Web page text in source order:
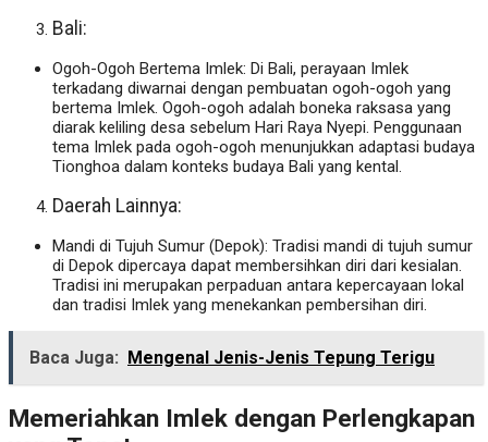
Bali:
Ogoh-Ogoh Bertema Imlek: Di Bali, perayaan Imlek
terkadang diwarnai dengan pembuatan ogoh-ogoh yang
bertema Imlek. Ogoh-ogoh adalah boneka raksasa yang
diarak keliling desa sebelum Hari Raya Nyepi. Penggunaan
tema Imlek pada ogoh-ogoh menunjukkan adaptasi budaya
Tionghoa dalam konteks budaya Bali yang kental.
Daerah Lainnya:
Mandi di Tujuh Sumur (Depok): Tradisi mandi di tujuh sumur
di Depok dipercaya dapat membersihkan diri dari kesialan.
Tradisi ini merupakan perpaduan antara kepercayaan lokal
dan tradisi Imlek yang menekankan pembersihan diri.
Baca Juga: Mengenal Jenis-Jenis Tepung Terigu
Memeriahkan Imlek dengan Perlengkapan